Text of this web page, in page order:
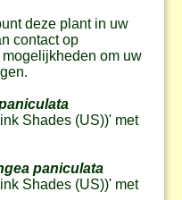
deze plant in uw
contact op
mogelijkheden om uw
Shades (US))' met
paniculata
Shades (US))' met